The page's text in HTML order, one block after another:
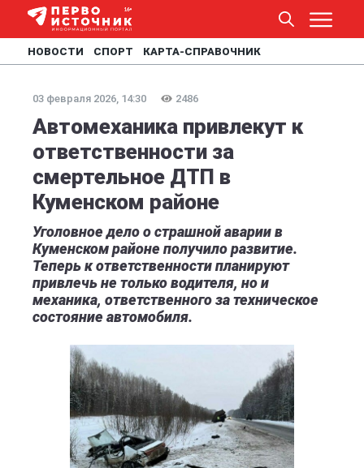
НОВОСТИ СПОРТ КАРТА-СПРАВОЧНИК
03 февраля 2026, 14:30 2486
Автомеханика привлекут к
ответственности за
смертельное ДТП в
Куменском районе
Уголовное дело о страшной аварии в
Куменском районе получило развитие.
Теперь к ответственности планируют
привлечь не только водителя, но и
механика, ответственного за техническое
состояние автомобиля.